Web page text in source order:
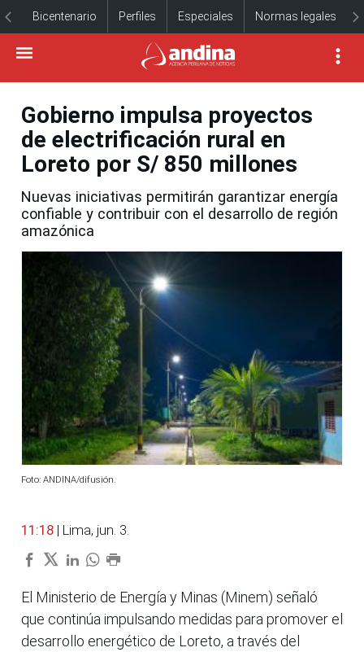
Bicentenario Perfiles Especiales Normas legales
Gobierno impulsa proyectos
de electrificación rural en
Loreto por S/ 850 millones
Nuevas iniciativas permitirán garantizar energía
confiable y contribuir con el desarrollo de región
amazónica
Foto: ANDINA/difusión.
11:18 | Lima, jun. 3.
El Ministerio de Energía y Minas (Minem) señaló
que continúa impulsando medidas para promover el
desarrollo energético de Loreto, a través del